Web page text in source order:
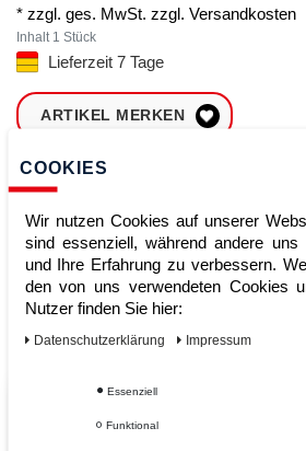
* zzgl. ges. MwSt. zzgl. Versandkosten
Inhalt 1 Stück
Lieferzeit 7 Tage
ARTIKEL MERKEN
ZUM WARENKORB
Sofort lieferbar
Kauf auf Rechnung
COOKIES
Wir nutzen Cookies auf unserer
sind essenziell, während andere uns
und Ihre Erfahrung zu verbessern.
den von uns verwendeten Cookies
Nutzer finden Sie hier:
Daten­schutz­erklärung Impressum
Essenziell
Funktional